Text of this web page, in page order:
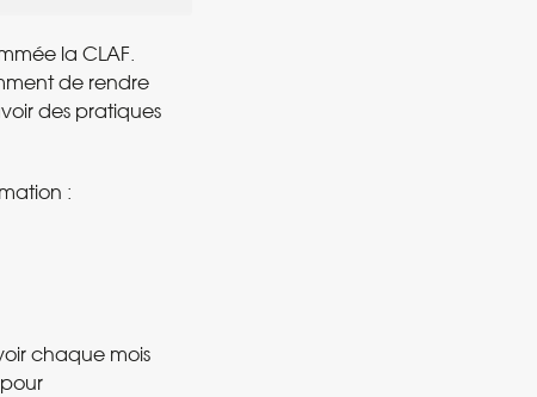
la CLAF.
de rendre
des pratiques
:
chaque mois